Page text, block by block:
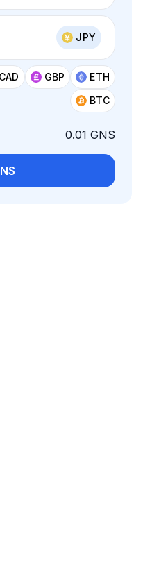
JPY
CAD GBP
ETH
BTC
0.01 GNS